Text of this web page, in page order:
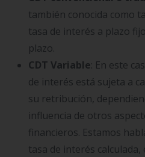
también conocida como
tasa de interés a plazo
plazo.
CDT Variable: En este
de interés está sujeta a
su retribución,
influencia de otros
financieros. Estamos
tasa de interés calculada,